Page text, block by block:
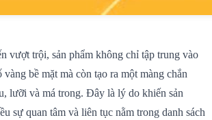
vượt trội, sản phẩm không chỉ tập trung vào
bề mặt mà còn tạo ra một màng chắn
lưỡi và má trong. Đây là lý do khiến sản
sự quan tâm và liên tục nằm trong danh sách